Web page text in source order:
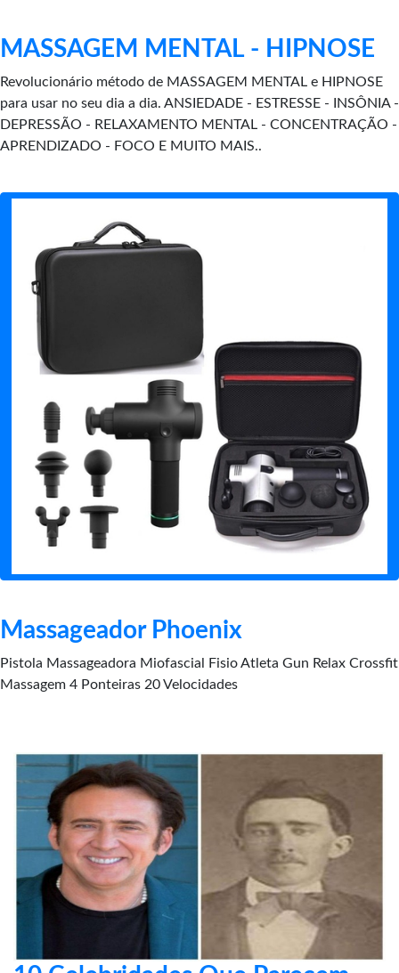
MASSAGEM MENTAL - HIPNOSE
Revolucionário método de MASSAGEM MENTAL e HIPNOSE
para usar no seu dia a dia. ANSIEDADE - ESTRESSE - INSÔNIA -
DEPRESSÃO - RELAXAMENTO MENTAL - CONCENTRAÇÃO -
APRENDIZADO - FOCO E MUITO MAIS..
Massageador Phoenix
Pistola Massageadora Miofascial Fisio Atleta Gun Relax Crossfit
Massagem 4 Ponteiras 20 Velocidades